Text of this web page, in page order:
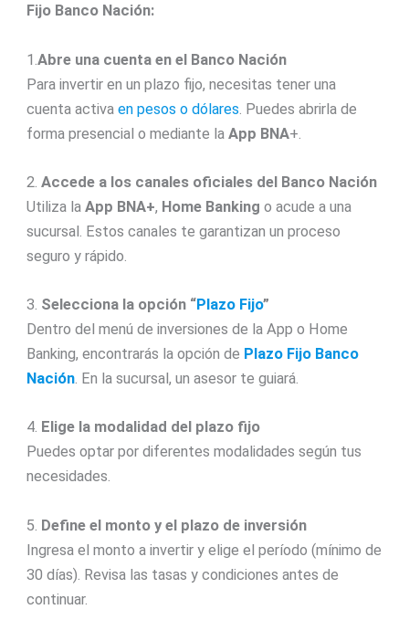
Fijo Banco Nación:
1. Abre una cuenta en el Banco Nación
Para invertir en un plazo fijo, necesitas tener una
cuenta activa en pesos o dólares . Puedes abrirla de
forma presencial o mediante la App BNA+.
2. Accede a los canales oficiales del Banco Nación
Utiliza la App BNA+, Home Banking o acude a una
sucursal. Estos canales te garantizan un proceso
seguro y rápido.
3. Selecciona la opción “Plazo Fijo”
Dentro del menú de inversiones de la App o Home
Banking, encontrarás la opción de Plazo Fijo Banco
Nación. En la sucursal, un asesor te guiará.
4. Elige la modalidad del plazo fijo
Puedes optar por diferentes modalidades según tus
necesidades.
5. Define el monto y el plazo de inversión
Ingresa el monto a invertir y elige el período (mínimo de
30 días). Revisa las tasas y condiciones antes de
continuar.